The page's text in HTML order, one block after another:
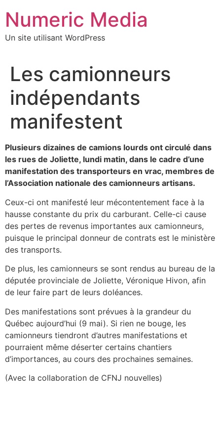
contenu
Numeric Media
Un site utilisant WordPress
Les camionneurs
indépendants
manifestent
Plusieurs dizaines de camions lourds ont circulé dans
les rues de Joliette, lundi matin, dans le cadre d’une
manifestation des transporteurs en vrac, membres de
l’Association nationale des camionneurs artisans.
Ceux-ci ont manifesté leur mécontentement face à la
hausse constante du prix du carburant. Celle-ci cause
des pertes de revenus importantes aux camionneurs,
puisque le principal donneur de contrats est le ministère
des transports.
De plus, les camionneurs se sont rendus au bureau de la
députée provinciale de Joliette, Véronique Hivon, afin
de leur faire part de leurs doléances.
Des manifestations sont prévues à la grandeur du
Québec aujourd’hui (9 mai). Si rien ne bouge, les
camionneurs tiendront d’autres manifestations et
pourraient même déserter certains chantiers
d’importances, au cours des prochaines semaines.
(Avec la collaboration de CFNJ nouvelles)